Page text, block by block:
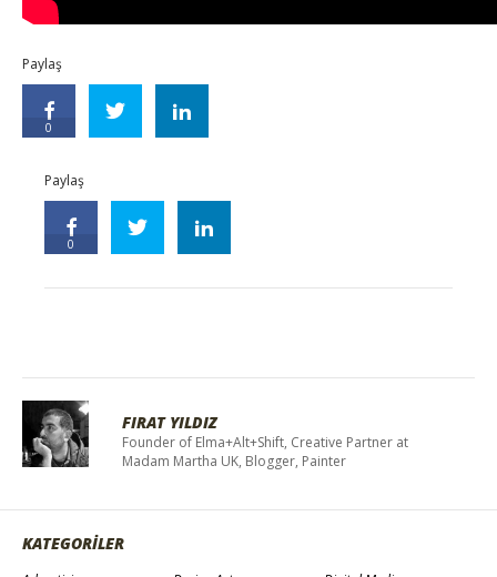
Paylaş
0
Paylaş
0
FIRAT YILDIZ
Founder of Elma+Alt+Shift, Creative Partner at
Madam Martha UK, Blogger, Painter
KATEGORİLER